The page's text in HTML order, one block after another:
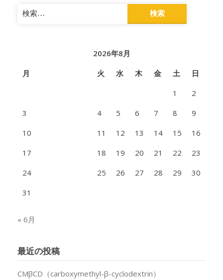
検
索:
2026年8月
月
火 水 木 金 土
日
1
2
3
4 5 6 7 8
9
10
11 12 13 14 15
16
17
18 19 20 21 22
23
24
25 26 27 28 29
30
31
« 6月
最近の投稿
CMβCD（carboxymethyl-β-cyclodextrin）